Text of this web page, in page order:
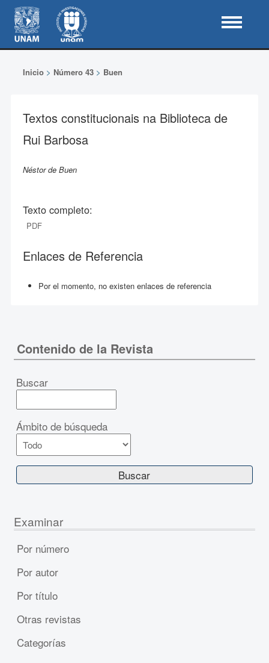
Inicio> Número 43> Buen
Textos constitucionais na Biblioteca de
Rui Barbosa
Néstor de Buen
Texto completo:
PDF
Enlaces de Referencia
Por el momento, no existen enlaces de referencia
Contenido de la Revista
Buscar
Ámbito de búsqueda
Examinar
Por número
Por autor
Por título
Otras revistas
Categorías